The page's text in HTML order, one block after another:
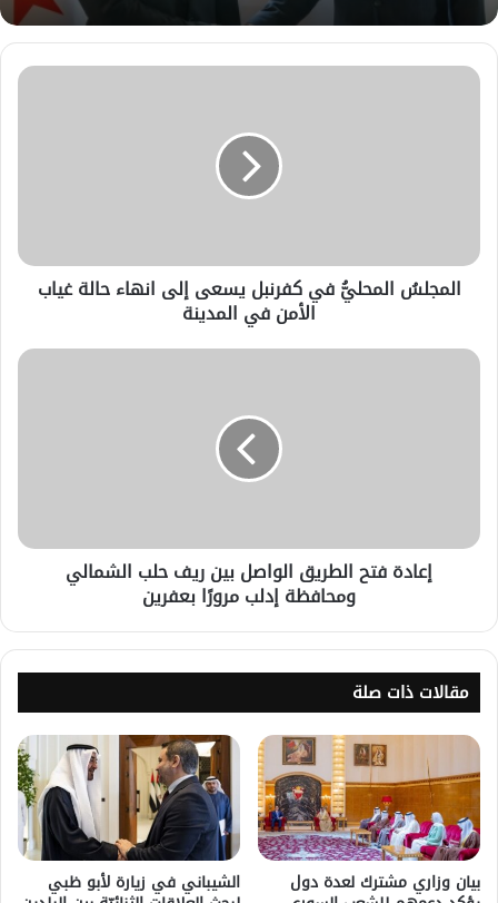
المجلسُ المحليُّ في كفرنبل يسعى إلى انهاء حالة غياب
الأمن في المدينة
إعادة فتح الطريق الواصل بين ريف حلب الشمالي
ومحافظة إدلب مرورًا بعفرين
مقالات ذات صلة
بيان وزاري مشترك لعدة دول الشيباني في زيارة لأبو ظبي